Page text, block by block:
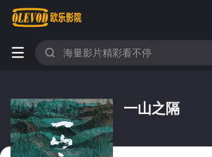
 
一山之隔